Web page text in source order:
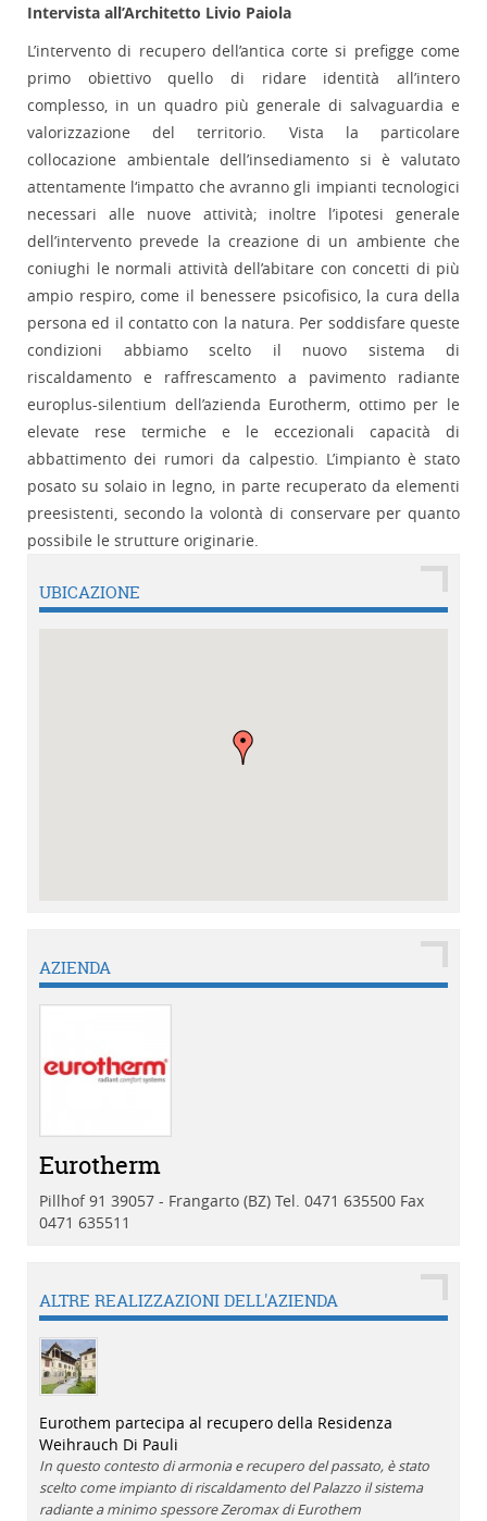
Intervista all’Architetto Livio Paiola
L’intervento di recupero dell’antica corte si prefigge come
primo obiettivo quello di ridare identità all’intero
complesso, in un quadro più generale di salvaguardia e
valorizzazione del territorio. Vista la particolare
collocazione ambientale dell’insediamento si è valutato
attentamente l‘impatto che avranno gli impianti tecnologici
necessari alle nuove attività; inoltre l’ipotesi generale
dell’intervento prevede la creazione di un ambiente che
coniughi le normali attività dell’abitare con concetti di più
ampio respiro, come il benessere psicofisico, la cura della
persona ed il contatto con la natura. Per soddisfare queste
condizioni abbiamo scelto il nuovo sistema di
riscaldamento e raffrescamento a pavimento radiante
europlus-silentium dell’azienda Eurotherm, ottimo per le
elevate rese termiche e le eccezionali capacità di
abbattimento dei rumori da calpestio. L’impianto è stato
posato su solaio in legno, in parte recuperato da elementi
preesistenti, secondo la volontà di conservare per quanto
possibile le strutture originarie.
UBICAZIONE
AZIENDA
Eurotherm
Pillhof 91 39057 - Frangarto (BZ) Tel. 0471 635500 Fax
0471 635511
ALTRE REALIZZAZIONI DELL'AZIENDA
Eurothem partecipa al recupero della Residenza
Weihrauch Di Pauli
In questo contesto di armonia e recupero del passato, è stato
scelto come impianto di riscaldamento del Palazzo il sistema
radiante a minimo spessore Zeromax di Eurothem